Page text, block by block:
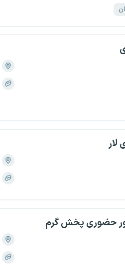
حضوری پخش گرم